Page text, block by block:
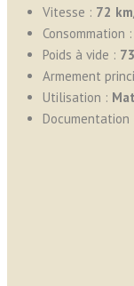
Vitesse : 72
Consommation :
Poids à vide :
Armement
Utilisation :
Documentation